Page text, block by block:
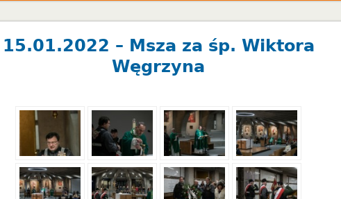
15.01.2022 – Msza za śp. Wiktora
Węgrzyna